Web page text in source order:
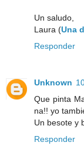
Un saludo,
Laura (Una
Responder
Unknown
Que pinta
na!! yo
Un besote y
Responder